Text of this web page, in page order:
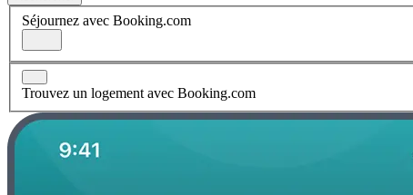
Séjournez avec Booking.com
Trouvez un logement avec Booking.com